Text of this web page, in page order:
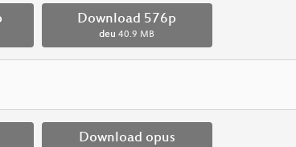
Download 576p
deu 40.9 MB
Download opus